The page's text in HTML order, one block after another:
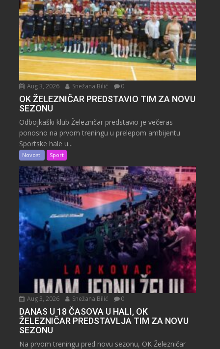
Aug 3, 2026 Snežana Bilić 0
OK ŽELEZNIČAR PREDSTAVIO TIM ZA NOVU
SEZONU
Odbojkaški klub Železničar predstavio je večeras
ponosno na prvom treningu u prelepom ambijentu
Sportske hale u...
Novosti Sport
Aug 3, 2026 Snežana Bilić 0
DANAS U 18 ČASOVA U HALI, OK
ŽELEZNIČAR PREDSTAVLJA TIM ZA NOVU
SEZONU
Na prvom treningu pred novu sezonu, OK Železničar